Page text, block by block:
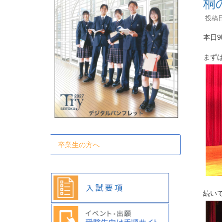
桐
投稿
本日
まず
続い
卒業生の方へ